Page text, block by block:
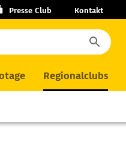
Presse Club Kontakt
Regionalclubs